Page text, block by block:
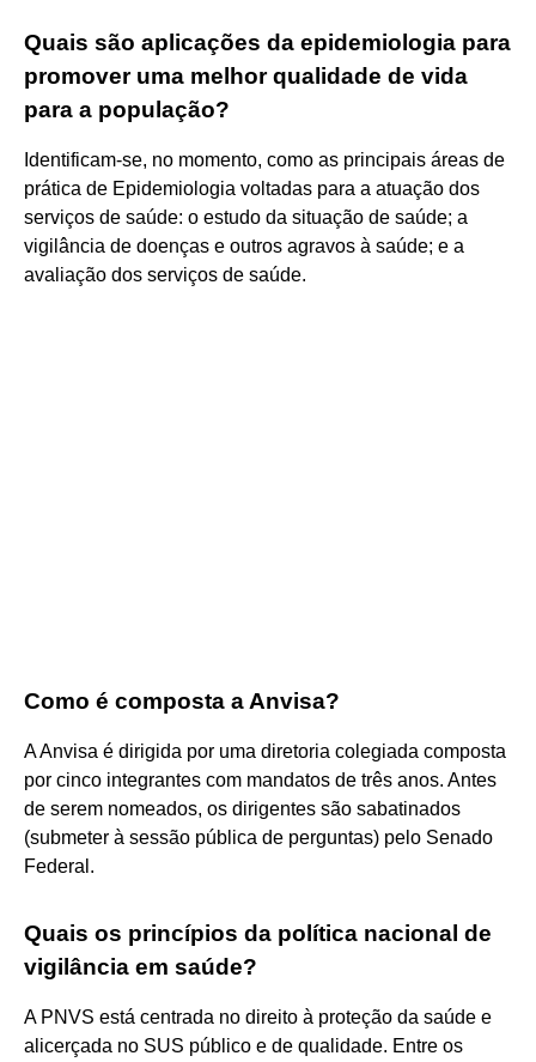
Quais são aplicações da epidemiologia para
promover uma melhor qualidade de vida
para a população?
Identificam-se, no momento, como as principais áreas de
prática de Epidemiologia voltadas para a atuação dos
serviços de saúde: o estudo da situação de saúde; a
vigilância de doenças e outros agravos à saúde; e a
avaliação dos serviços de saúde.
Como é composta a Anvisa?
A Anvisa é dirigida por uma diretoria colegiada composta
por cinco integrantes com mandatos de três anos. Antes
de serem nomeados, os dirigentes são sabatinados
(submeter à sessão pública de perguntas) pelo Senado
Federal.
Quais os princípios da política nacional de
vigilância em saúde?
A PNVS está centrada no direito à proteção da saúde e
alicerçada no SUS público e de qualidade. Entre os